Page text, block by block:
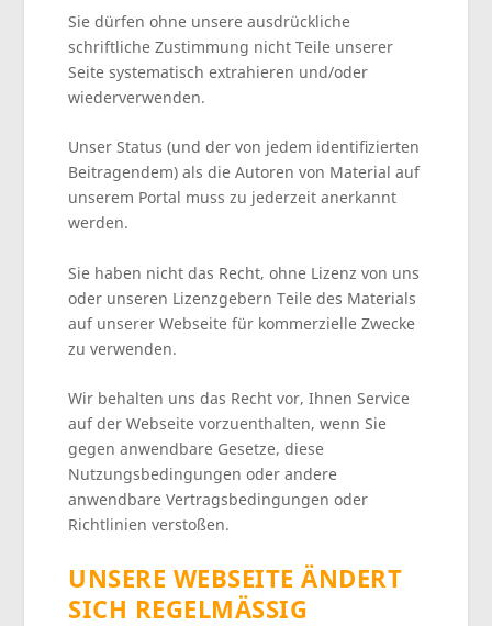
Sie dürfen ohne unsere ausdrückliche
schriftliche Zustimmung nicht Teile unserer
Seite systematisch extrahieren und/oder
wiederverwenden.
Unser Status (und der von jedem identifizierten
Beitragendem) als die Autoren von Material auf
unserem Portal muss zu jederzeit anerkannt
werden.
Sie haben nicht das Recht, ohne Lizenz von uns
oder unseren Lizenzgebern Teile des Materials
auf unserer Webseite für kommerzielle Zwecke
zu verwenden.
Wir behalten uns das Recht vor, Ihnen Service
auf der Webseite vorzuenthalten, wenn Sie
gegen anwendbare Gesetze, diese
Nutzungsbedingungen oder andere
anwendbare Vertragsbedingungen oder
Richtlinien verstoßen.
UNSERE WEBSEITE ÄNDERT
SICH REGELMÄSSIG